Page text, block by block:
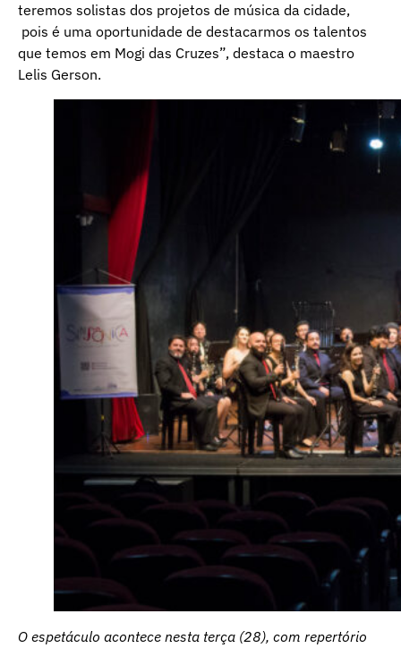
teremos solistas dos projetos de música da cidade,
pois é uma oportunidade de destacarmos os talentos
que temos em Mogi das Cruzes”, destaca o maestro
Lelis Gerson.
O espetáculo acontece nesta terça (28), com repertório